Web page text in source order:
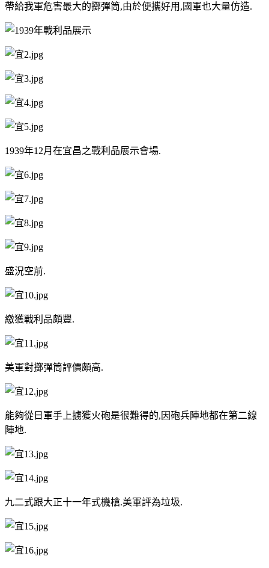
帶給我軍危害最大的擲彈筒,由於便攜好用,國軍也大量仿造.
1939年12月在宜昌之戰利品展示會場.
盛況空前.
繳獲戰利品頗豐.
美軍對擲彈筒評價頗高.
能夠從日軍手上擄獲火砲是很難得的,因砲兵陣地都在第二線
陣地.
九二式跟大正十一年式機槍.美軍評為垃圾.